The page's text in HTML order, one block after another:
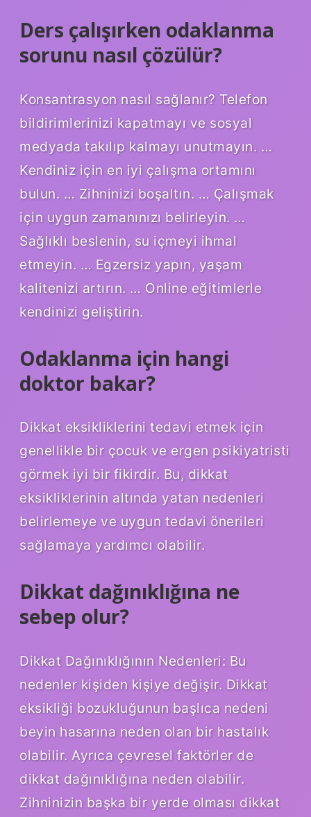
Ders çalışırken odaklanma
sorunu nasıl çözülür?
Konsantrasyon nasıl sağlanır? Telefon
bildirimlerinizi kapatmayı ve sosyal
medyada takılıp kalmayı unutmayın. …
Kendiniz için en iyi çalışma ortamını
bulun. … Zihninizi boşaltın. … Çalışmak
için uygun zamanınızı belirleyin. …
Sağlıklı beslenin, su içmeyi ihmal
etmeyin. … Egzersiz yapın, yaşam
kalitenizi artırın. … Online eğitimlerle
kendinizi geliştirin.
Odaklanma için hangi
doktor bakar?
Dikkat eksikliklerini tedavi etmek için
genellikle bir çocuk ve ergen psikiyatristi
görmek iyi bir fikirdir. Bu, dikkat
eksikliklerinin altında yatan nedenleri
belirlemeye ve uygun tedavi önerileri
sağlamaya yardımcı olabilir.
Dikkat dağınıklığına ne
sebep olur?
Dikkat Dağınıklığının Nedenleri: Bu
nedenler kişiden kişiye değişir. Dikkat
eksikliği bozukluğunun başlıca nedeni
beyin hasarına neden olan bir hastalık
olabilir. Ayrıca çevresel faktörler de
dikkat dağınıklığına neden olabilir.
Zihninizin başka bir yerde olması dikkat